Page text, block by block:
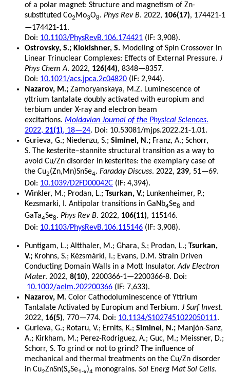
of a polar magnet: Structure and magnetism of Zn-
substituted Co2Mo3O8. Phys Rev B. 2022, 106(17), 174421-1
—174421-11.
Doi: 10.1103/PhysRevB.106.174421 (IF: 3,908).
Ostrovsky, S.; Klokishner, S. Modeling of Spin Crossover in
Linear Trinuclear Complexes: Effects of External Pressure. J
Phys Chem A. 2022, 126(44), 8348—8357.
Doi: 10.1021/acs.jpca.2c04820 (IF: 2,944).
Nazarov, M.; Zamoryanskaya, M.Z. Luminescence of
yttrium tantalate doubly activated with europium and
terbium under X-ray and electron beam
excitations. Moldavian Journal of the Physical Sciences.
2022, 21(1), 18—24. Doi: 10.53081/mjps.2022.21-1.01.
Gurieva, G.; Niedenzu, S.; Siminel, N.; Franz, A.; Schorr,
S. The kesterite–stannite structural transition as a way to
avoid Cu/Zn disorder in kesterites: the exemplary case of
the Cu2(Zn,Mn)SnSe4. Faraday Discuss. 2022, 239, 51—69.
Doi: 10.1039/D2FD00042C (IF: 4,394).
Winkler, M.; Prodan, L.; Tsurkan, V.; Lunkenheimer, P.;
Kezsmarki, I. Antipolar transitions in GaNb4Se8 and
GaTa4Se8. Phys Rev B. 2022, 106(11), 115146.
Doi: 10.1103/PhysRevB.106.115146 (IF: 3,908).
Puntigam, L.; Altthaler, M.; Ghara, S.; Prodan, L.; Tsurkan,
V.; Krohns, S.; Kézsmárki, I.; Evans, D.M. Strain Driven
Conducting Domain Walls in a Mott Insulator.Adv Electron
Mater. 2022, 8(10), 2200366-1—2200366-8. Doi:
10.1002/aelm.202200366 (IF: 7,633).
Nazarov, M. Color Сathodoluminescence of Yttrium
Tantalate Activated by Europium and Terbium. J Surf Invest.
2022, 16(5), 770—774. Doi: 10.1134/S1027451022050111.
Gurieva, G.; Rotaru, V.; Ernits, K.; Siminel, N.; Manjón-Sanz,
A.; Kirkham, M.; Perez-Rodriguez, A.; Guc, M.; Meissner, D.;
Schorr, S. To grind or not to grind? The influence of
mechanical and thermal treatments on the Cu/Zn disorder
in Cu ZnSn(S Se ) monograins. Sol Energ Mat Sol Cells.